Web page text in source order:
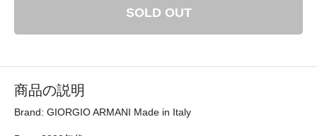
SOLD OUT
商品の説明
Brand: GIORGIO ARMANI Made in Italy